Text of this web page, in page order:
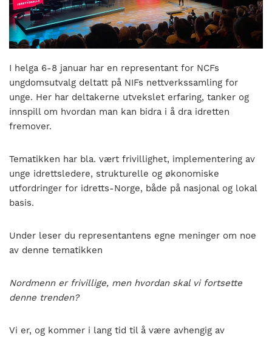
til
bli
folkesport.
I helga 6-8 januar har en representant for NCFs
ungdomsutvalg deltatt på NIFs nettverkssamling for
unge. Her har deltakerne utvekslet erfaring, tanker og
innspill om hvordan man kan bidra i å dra idretten
fremover.
Tematikken har bla. vært frivillighet, implementering av
unge idrettsledere, strukturelle og økonomiske
utfordringer for idretts-Norge, både på nasjonal og lokal
basis.
Under leser du representantens egne meninger om noe
av denne tematikken
Nordmenn er frivillige, men hvordan skal vi fortsette
denne trenden?
Vi er, og kommer i lang tid til å være avhengig av